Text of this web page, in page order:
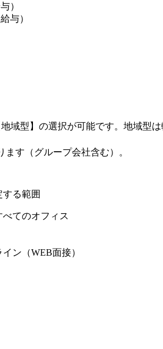
）
与）
域型】の選択が可能です。地域型
す（グループ会社含む）。
る範囲
てのオフィス
ン（WEB面接）